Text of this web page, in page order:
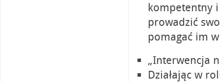
kompetentny i
prowadzić
pomagać im
„Interwencja
Działając w